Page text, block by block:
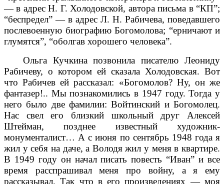
— в адрес Н. Г. Холодовской, автора письма в “КП”;
“беспредел” — в адрес Л. Н. Рабичева, поведавшего
послевоенную биографию Богомолова; “ерничают и
глумятся”, “оболгав хорошего человека”.
Ольга Кучкина позвонила писателю Леониду
Рабичеву, о котором ей сказала Холодовская. Вот
что Рабичев ей рассказал: «Богомолов? Ну, он же
фантазер!.. Мы познакомились в 1947 году. Тогда у
него было две фамилии: Войтинский и Богомолец.
Нас свел его близкий школьный друг Алексей
Штейман, позднее известный художник-
монументалист… А с июня по сентябрь 1948 года я
жил у себя на даче, а Володя жил у меня в квартире.
В 1949 году он начал писать повесть “Иван” и все
время расспрашивал меня про войну, а я ему
рассказывал. Так что в его произведениях — моя